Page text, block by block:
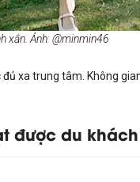
xắn. Ảnh: @minmin46
xa trung tâm. Không
được du